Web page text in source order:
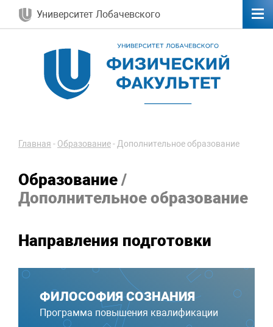
Университет Лобачевского
Главная - Образование-Дополнительное образование
Образование /
Дополнительное образование
Направления подготовки
ФИЛОСОФИЯ СОЗНАНИЯ
Программа повышения квалификации